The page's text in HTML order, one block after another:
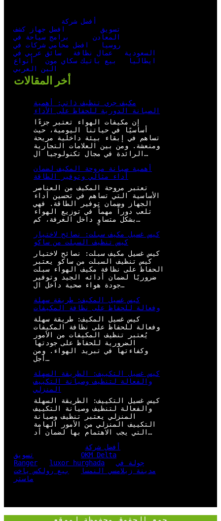
أفضل شركة
تسويق
افضل جهاز كشف
المعادن
برامج سياحة في
روسيا
افضل محامي شركات في
السعودية
عمال نظافة
سائق عربي في
ايطاليا
بيع باتيك سكاي مون
أنواع
البن العربي
أخر المقالات
مكيف جري تنظيف ذاتي: أهمية
الصيانة الدورية للحفاظ على الأداء
إن مكيفات الهواء تعتبر جزءًا
أساسيًا في حياتنا اليومية، حيث
تساهم في إبقاء بيئة داخلية مريحة
ومنعشة. ومن بين العلامات التجارية
الرائدة في مجال تكنولوجيا ال…
أهمية صيانة مروحة المكيف لضمان
أداء مثالي وتوفير الطاقة
تعتبر مروحة المكيف من العناصر
الأساسية التي تساهم في تحسين أداء
الجهاز وضمان توفير الطاقة. فهي
تلعب دوراً مهماً في توزيع الهواء
بشكل متساوٍ داخل الغرفة، كم…
كيس غسيل مكيف سبلت: نصائح لاختيار
كيس تنظيف السبلت من ساكو
كيس غسيل مكيف سبلت: نصائح لاختيار
كيس تنظيف السبلت من ساكو يعتبر
الحفاظ على نظافة مكيف الهواء سبلت
ضروريًا لضمان أدائه الجيد وتوفير
جودة هواء صحية داخل ال…
كيس غسيل المكيف: طريقة سهلة
وفعالة للحفاظ على نظافة المكيفات
كيس غسيل المكيف: طريقة سهلة
وفعالة للحفاظ على نظافة المكيفات
يُعتبر تنظيف المكيفات من الأمور
الضرورية للحفاظ على جودتها
وكفاءتها في تبريد الهواء. ومن
أجل…
كيس غسيل التكييف: الطريقة السهلة
والفعالة لتنظيف وصيانة التكييف
المنزلي
كيس غسيل التكييف: الطريقة السهلة
والفعالة لتنظيف وصيانة التكييف
المنزلي يعتبر تنظيف وصيانة
التكييف المنزلي من الأمور الهامة
التي يجب الاهتمام بها لضمان أد…
أفضل شركة
تسويق
OKM Delta
Ranger
luxor hurghada
جولة في
مدينة زيلامسي النمسا
بيع رولكس ياخت
ماستر